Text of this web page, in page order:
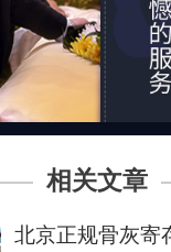
相关文章
北京正规骨灰寄